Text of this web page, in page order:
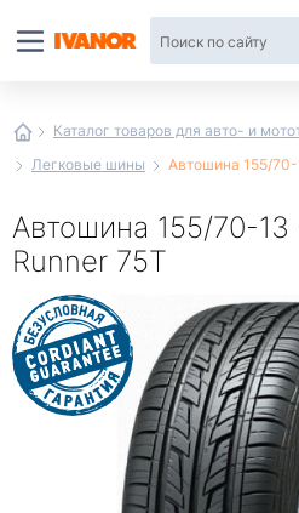
Каталог товаров для авто- и
Легковые шины
Автошина 155/70-
Автошина 155/70-13
Runner 75T
интернет-